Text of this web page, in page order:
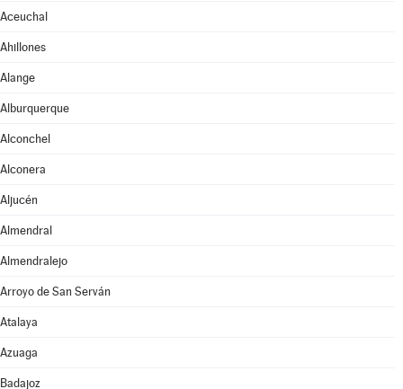
Aceuchal
Ahillones
Alange
Alburquerque
Alconchel
Alconera
Aljucén
Almendral
Almendralejo
Arroyo de San Serván
Atalaya
Azuaga
Badajoz